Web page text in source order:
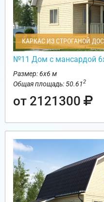
КАРКАС ИЗ СТРОГАНОЙ
№11 Дом с мансардой
Размер: 6х6 м
Общая площадь: 50.612
от 2121300